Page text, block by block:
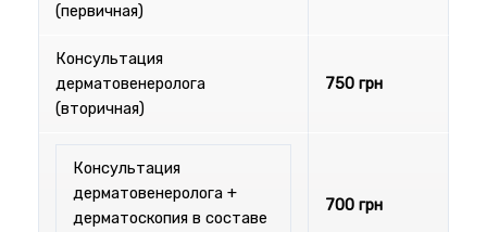
(первичная)
Консультация
дерматовенеролога
(вторичная)
750 грн
Консультация
дерматовенеролога +
дерматоскопия в составе
700 грн